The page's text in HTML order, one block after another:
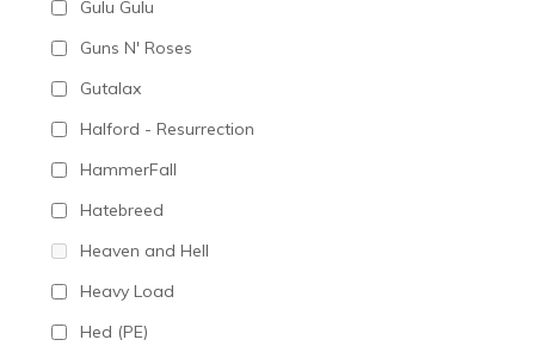
Gulu Gulu
Guns N' Roses
Gutalax
Halford - Resurrection
HammerFall
Hatebreed
Heaven and Hell
Heavy Load
Hed (PE)